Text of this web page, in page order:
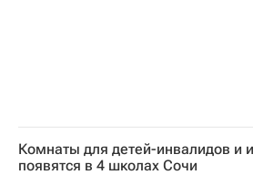
Комнаты для детей-инвалидов и
появятся в 4 школах Сочи